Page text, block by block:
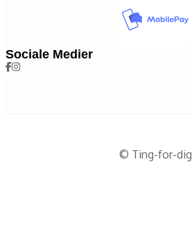
Sociale Medier
© Ting-for-dig